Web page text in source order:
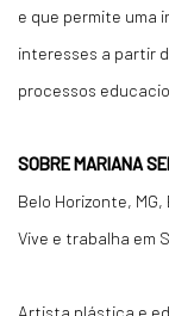
e que permite uma
interesses a partir
processos
SOBRE MARIANA
Belo Horizonte, MG,
Vive e trabalha em
Artista plástica e